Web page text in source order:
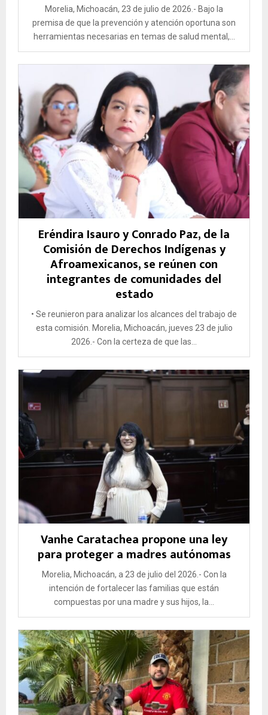
Morelia, Michoacán, 23 de julio de 2026.- Bajo la
premisa de que la prevención y atención oportuna son
herramientas necesarias en temas de salud mental,...
Eréndira Isauro y Conrado Paz, de la
Comisión de Derechos Indígenas y
Afroamexicanos, se reúnen con
integrantes de comunidades del
estado
•⁠ Se reunieron para analizar los alcances del trabajo de
esta comisión. Morelia, Michoacán, jueves 23 de julio
2026.- Con la certeza de que las...
Vanhe Caratachea propone una ley
para proteger a madres autónomas
Morelia, Michoacán, a 23 de julio del 2026.- Con la
intención de fortalecer las familias que están
compuestas por una madre y sus hijos, la...